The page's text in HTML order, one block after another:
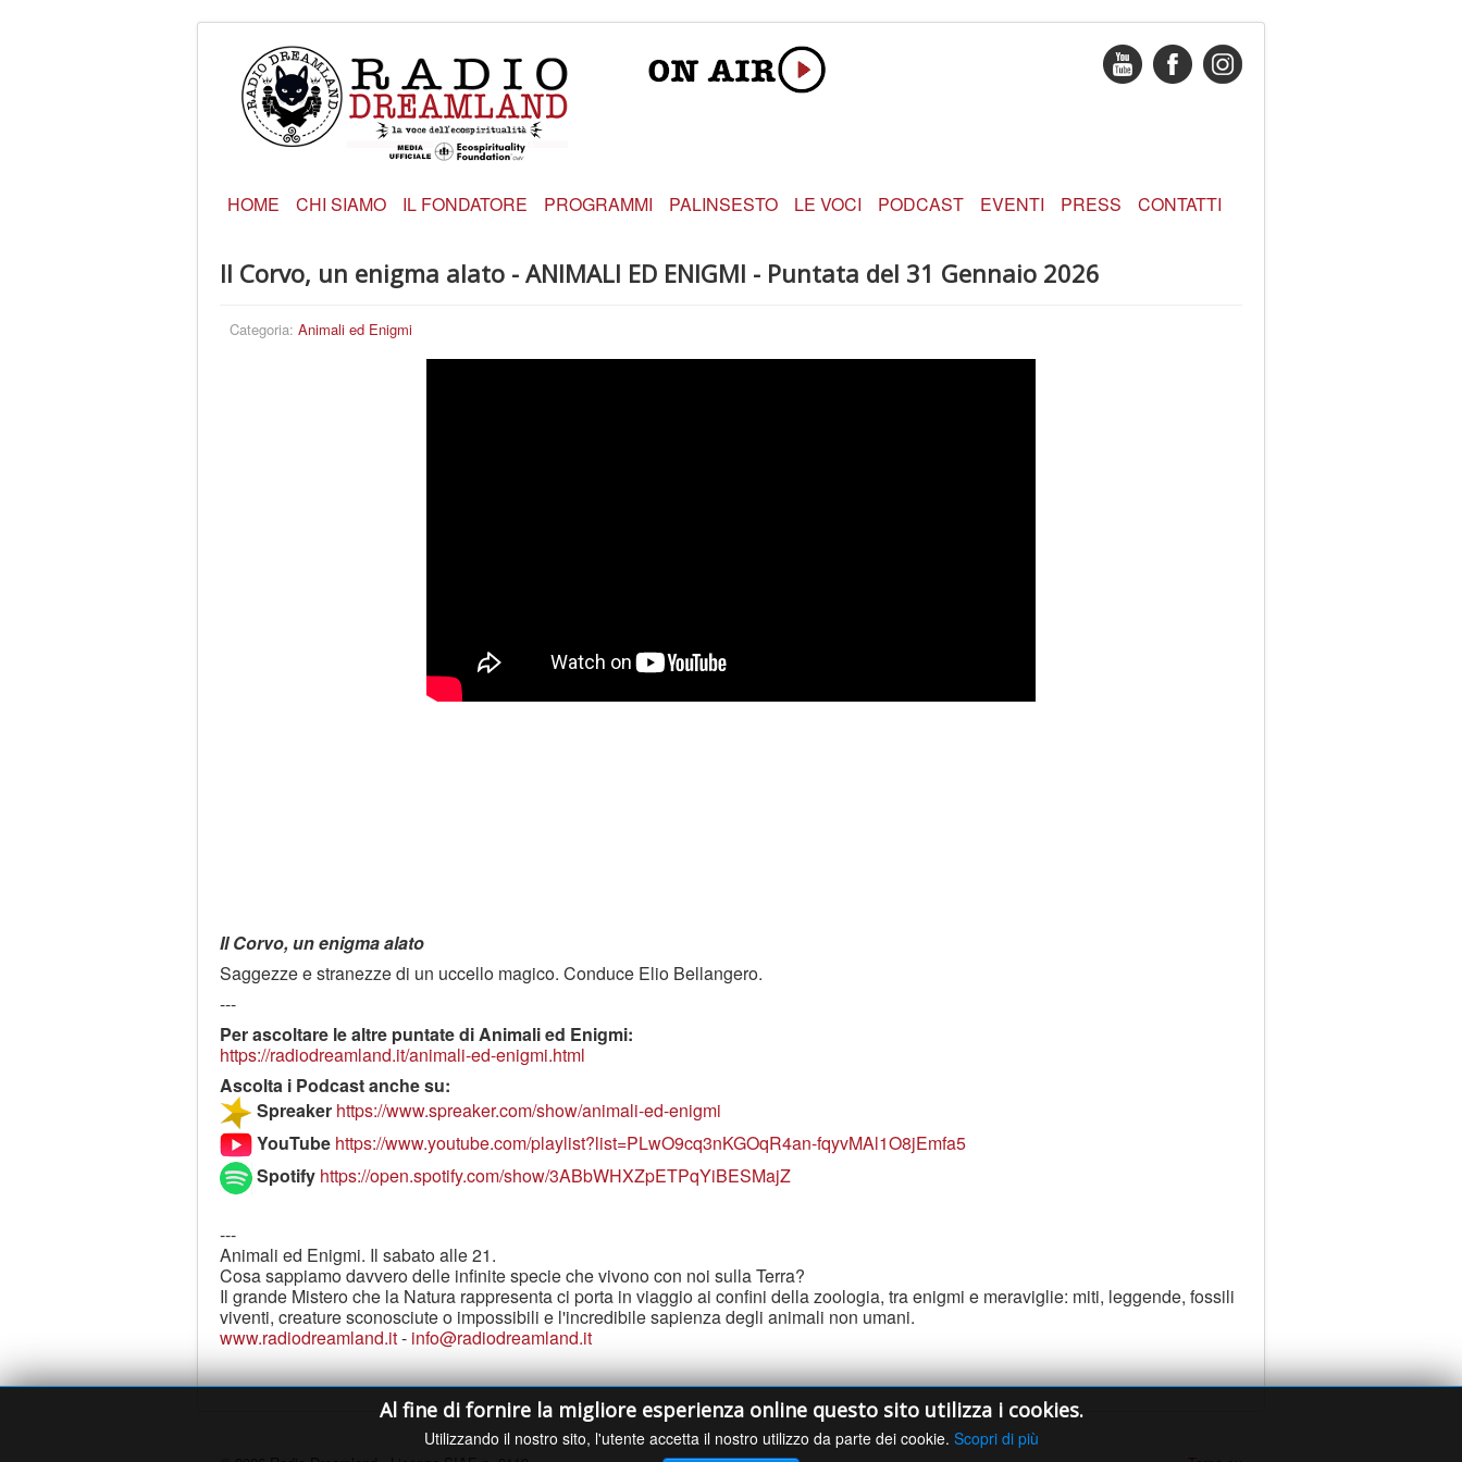
HOME CHI SIAMO IL FONDATORE PROGRAMMI PALINSESTO LE VOCI PODCAST EVENTI PRESS CONTATTI
Il Corvo, un enigma alato - ANIMALI ED ENIGMI - Puntata del 31 Gennaio 2026
Categoria: Animali ed Enigmi
Il Corvo, un enigma alato
Saggezze e stranezze di un uccello magico. Conduce Elio Bellangero.
---
Per ascoltare le altre puntate di Animali ed Enigmi:
https://radiodreamland.it/animali-ed-enigmi.html
Ascolta i Podcast anche su:
Spreaker https://www.spreaker.com/show/animali-ed-enigmi
YouTube https://www.youtube.com/playlist?list=PLwO9cq3nKGOqR4an-fqyvMAl1O8jEmfa5
Spotify https://open.spotify.com/show/3ABbWHXZpETPqYiBESMajZ
---
Animali ed Enigmi. Il sabato alle 21.
Cosa sappiamo davvero delle infinite specie che vivono con noi sulla Terra?
Il grande Mistero che la Natura rappresenta ci porta in viaggio ai confini della zoologia, tra enigmi e meraviglie: miti, leggende, fossili
viventi, creature sconosciute o impossibili e l'incredibile sapienza degli animali non umani.
www.radiodreamland.it- info@radiodreamland.it
Al fine di fornire la migliore esperienza online questo sito utilizza i cookies.
Utilizzando il nostro sito, l'utente accetta il nostro utilizzo da parte dei cookie. Scopri di più